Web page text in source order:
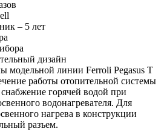
– 5 лет
дизайн
модельной линии Ferroli Pegasus T
работы отопительной системы
горячей водой при
водонагревателя. Для
нагрева в конструкции
разъем.